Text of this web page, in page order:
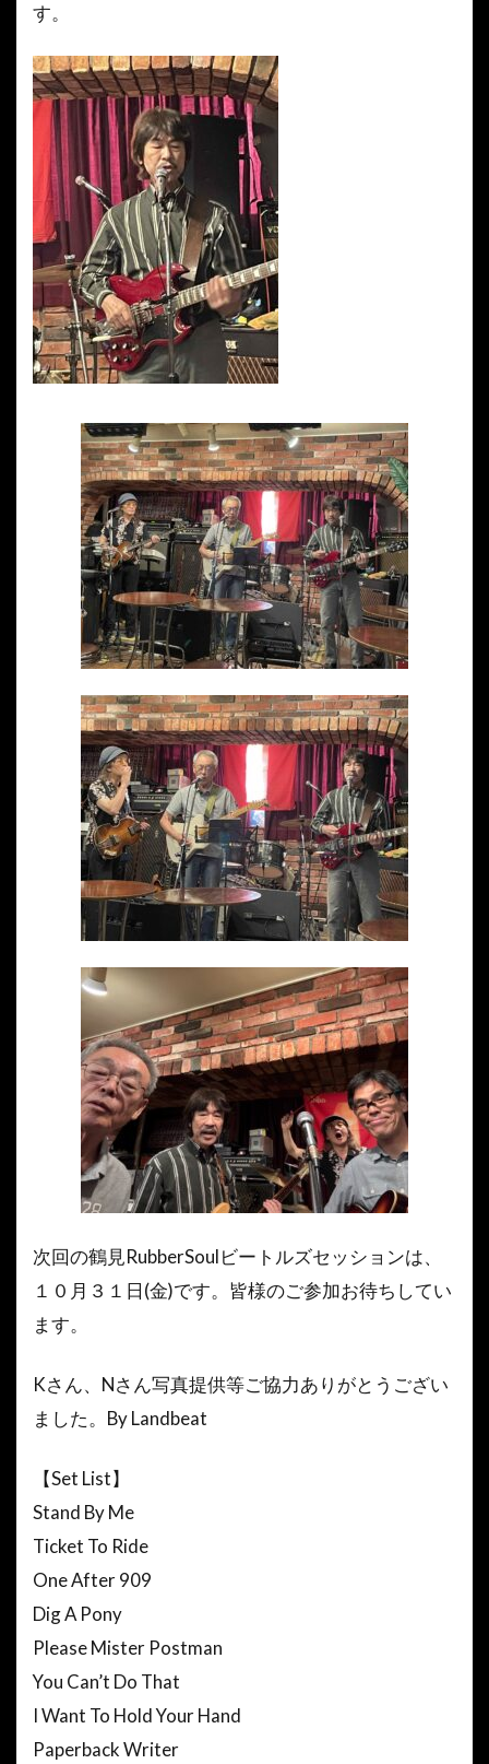
す。
次回の鶴見RubberSoulビートルズセッションは、
１０月３１日(金)です。皆様のご参加お待ちしてい
ます。
Kさん、Nさん写真提供等ご協力ありがとうござい
ました。By Landbeat
【Set List】
Stand By Me
Ticket To Ride
One After 909
Dig A Pony
Please Mister Postman
You Can’t Do That
I Want To Hold Your Hand
Paperback Writer